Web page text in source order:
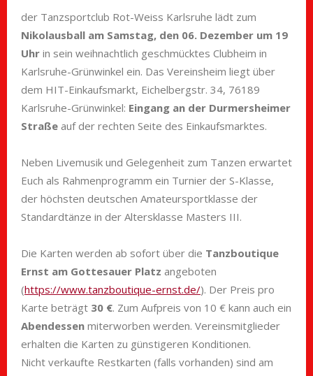
der Tanzsportclub Rot-Weiss Karlsruhe lädt zum
Nikolausball am Samstag, den 06. Dezember um 19
Uhr in sein weihnachtlich geschmücktes Clubheim in
Karlsruhe-Grünwinkel ein. Das Vereinsheim liegt über
dem HIT-Einkaufsmarkt, Eichelbergstr. 34, 76189
Karlsruhe-Grünwinkel: Eingang an der Durmersheimer
Straße auf der rechten Seite des Einkaufsmarktes.
Neben Livemusik und Gelegenheit zum Tanzen erwartet
Euch als Rahmenprogramm ein Turnier der S-Klasse,
der höchsten deutschen Amateursportklasse der
Standardtänze in der Altersklasse Masters III.
Die Karten werden ab sofort über die Tanzboutique
Ernst am Gottesauer Platz angeboten
(https://www.tanzboutique-ernst.de/). Der Preis pro
Karte beträgt 30 €. Zum Aufpreis von 10 € kann auch ein
Abendessen miterworben werden. Vereinsmitglieder
erhalten die Karten zu günstigeren Konditionen.
Nicht verkaufte Restkarten (falls vorhanden) sind am